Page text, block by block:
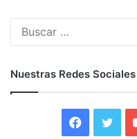
Nuestras Redes Sociales